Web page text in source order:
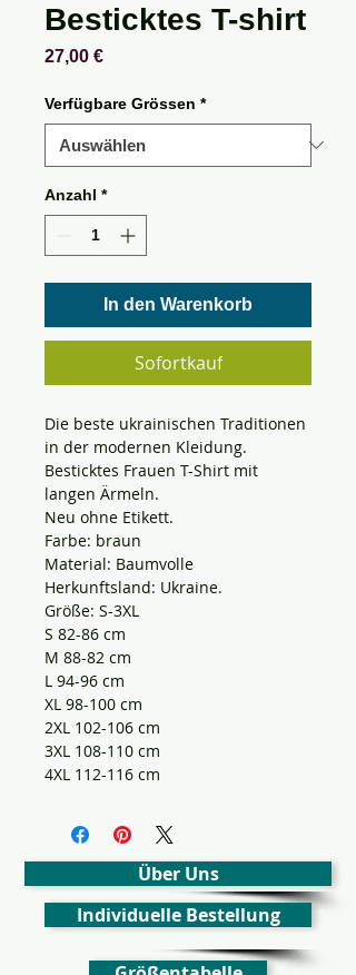
Besticktes T-shirt
27,00 €Preis
Verfügbare Grössen *
Anzahl *
In den Warenkorb
Sofortkauf
Die beste ukrainischen Traditionen
in der modernen Kleidung.
Besticktes Frauen T-Shirt mit
langen Ärmeln.
Neu ohne Etikett.
Farbe: braun
Material: Baumvolle
Herkunftsland: Ukraine.
Größe: S-3XL
S 82-86 cm
M 88-82 cm
L 94-96 cm
XL 98-100 cm
2XL 102-106 cm
3XL 108-110 cm
4XL 112-116 cm
Über Uns
Individuelle Bestellung